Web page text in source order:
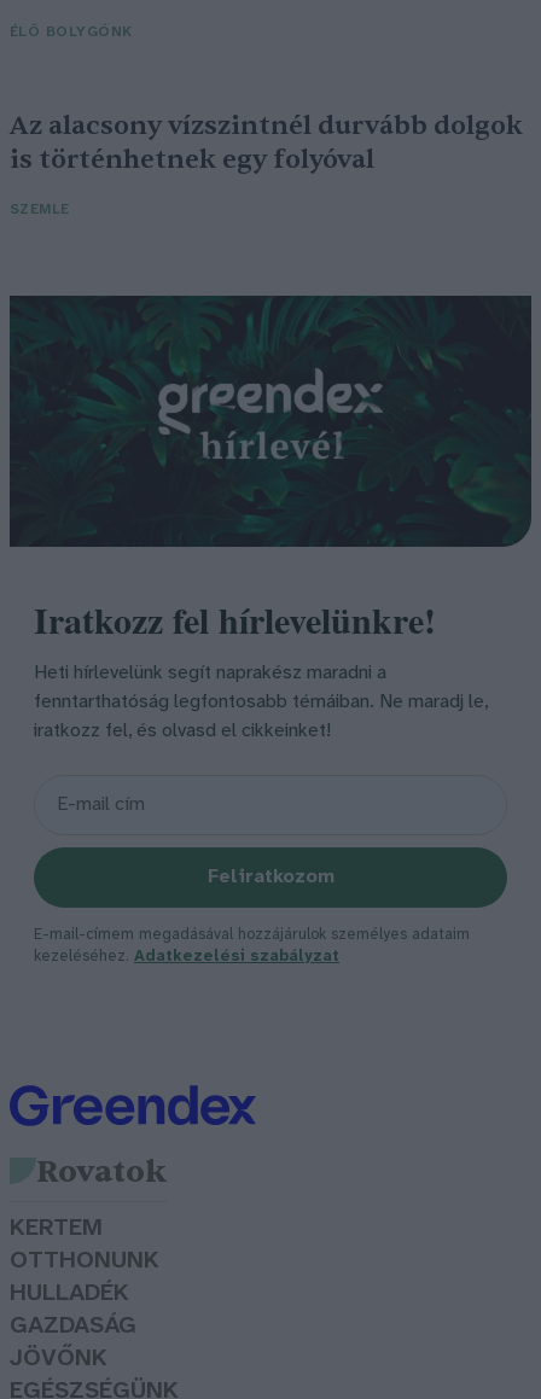
ÉLŐ BOLYGÓNK
Az alacsony vízszintnél durvább dolgok
is történhetnek egy folyóval
SZEMLE
Iratkozz fel hírlevelünkre!
Heti hírlevelünk segít naprakész maradni a
fenntarthatóság legfontosabb témáiban. Ne maradj le,
iratkozz fel, és olvasd el cikkeinket!
Feliratkozom
E-mail-címem megadásával hozzájárulok személyes adataim
kezeléséhez. Adatkezelési szabályzat
Rovatok
KERTEM
OTTHONUNK
HULLADÉK
GAZDASÁG
JÖVŐNK
EGÉSZSÉGÜNK